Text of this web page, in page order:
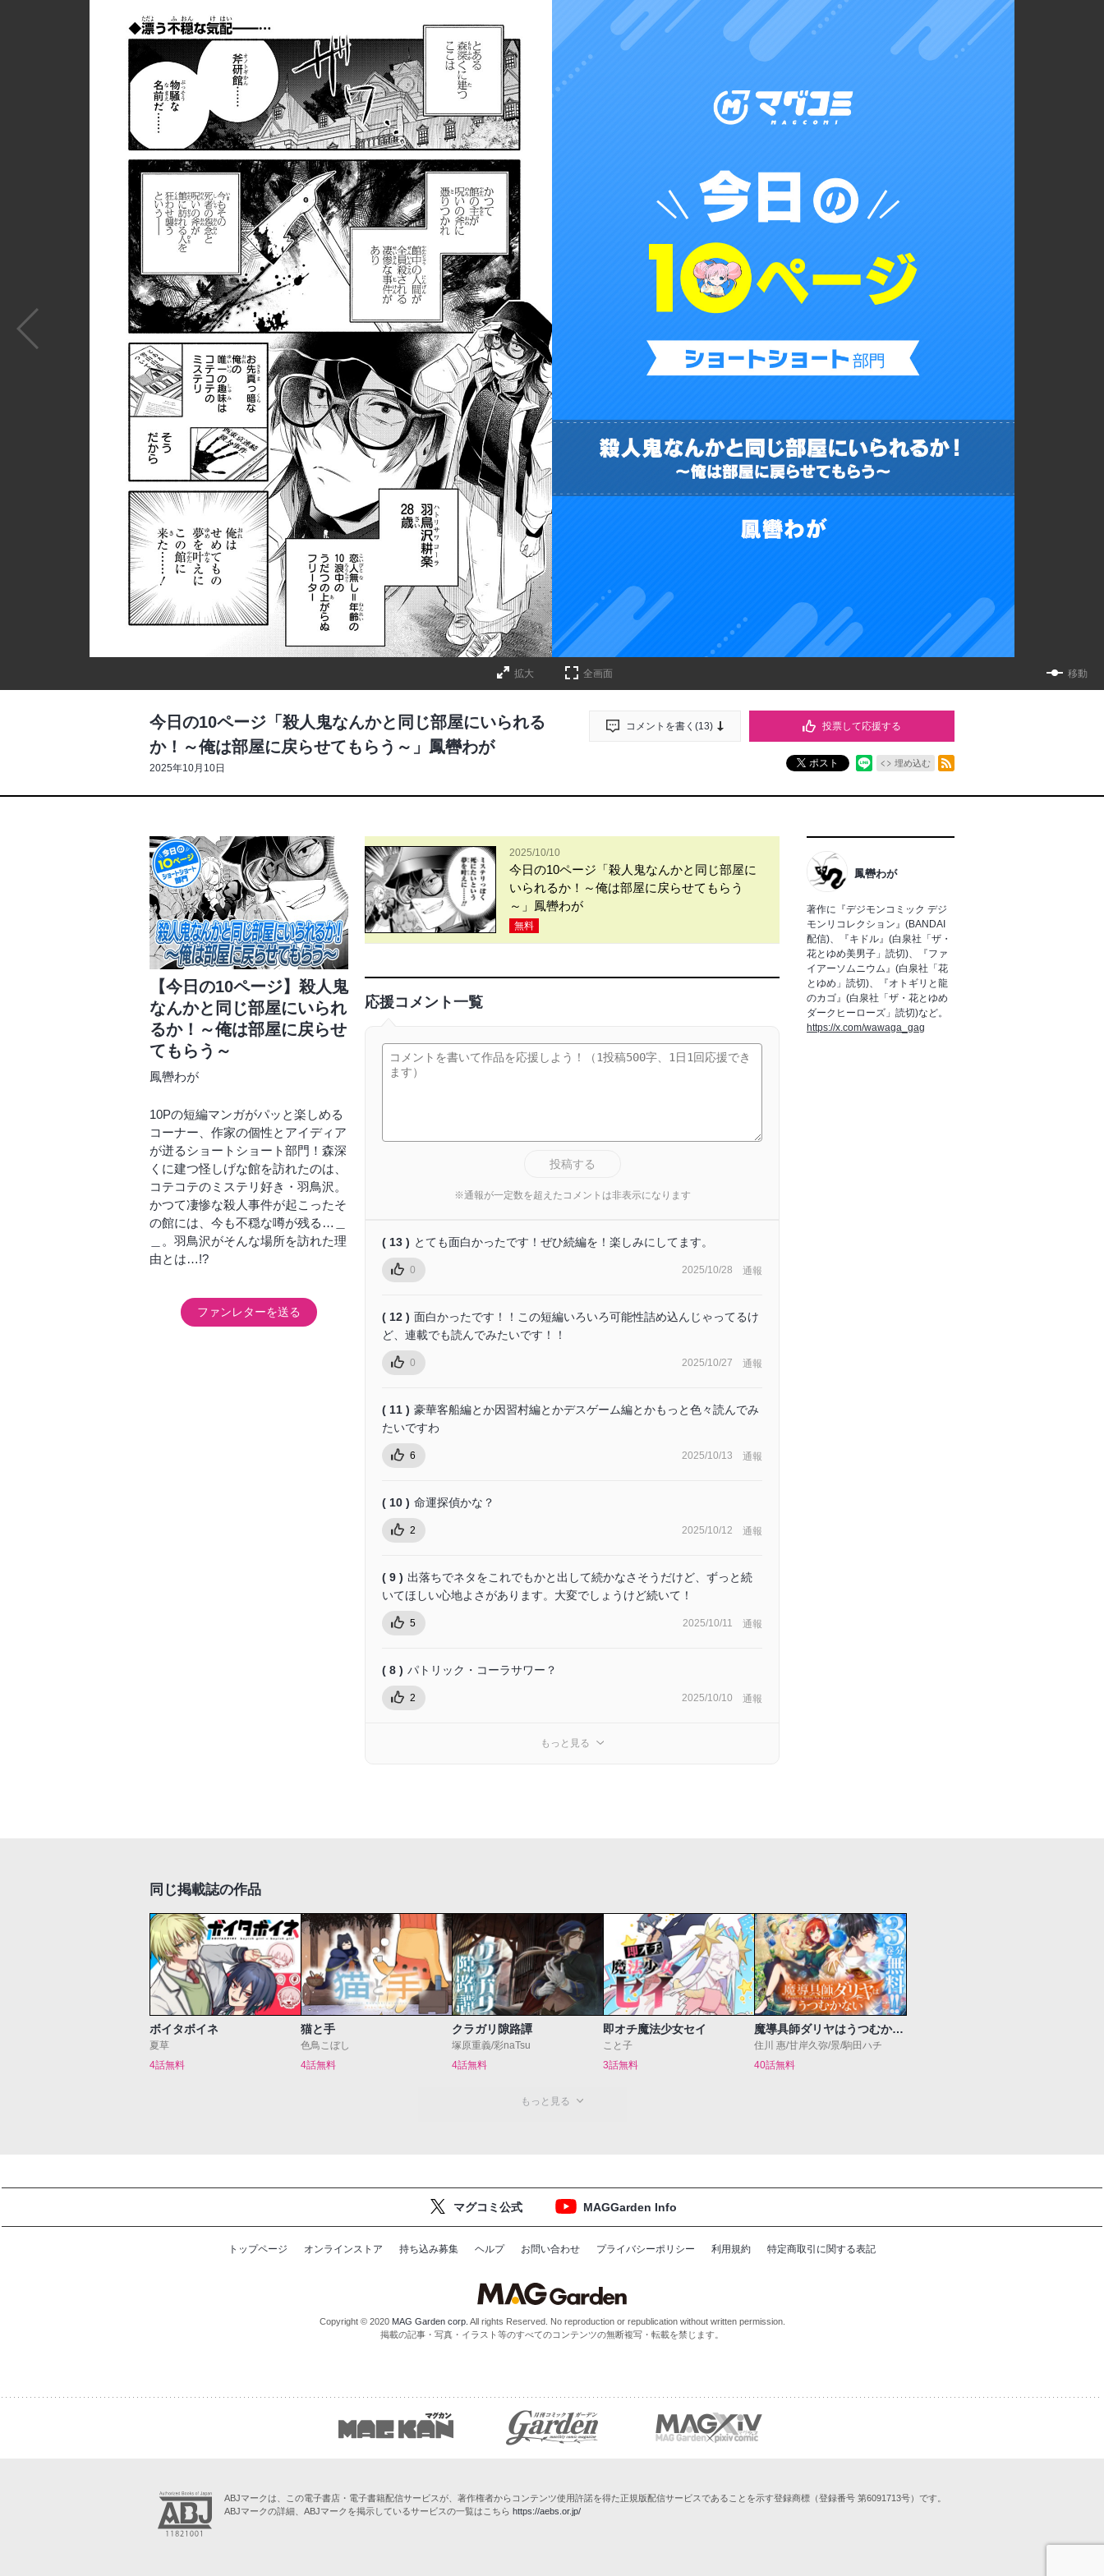
拡大 全画面 移動
今日の10ページ「殺人鬼なんかと同じ部屋にいられる
か！～俺は部屋に戻らせてもらう～」鳳轡わが
2025年10月10日
投票して応援する
コメントを書く(13)
ポスト 埋め込む
【今日の10ページ】殺人鬼
なんかと同じ部屋にいられ
るか！～俺は部屋に戻らせ
てもらう～
鳳轡わが
10Pの短編マンガがパッと楽しめる
コーナー、作家の個性とアイディア
が迸るショートショート部門！森深
くに建つ怪しげな館を訪れたのは、
コテコテのミステリ好き・羽鳥沢。
かつて凄惨な殺人事件が起こったそ
の館には、今も不穏な噂が残る…＿
＿。羽鳥沢がそんな場所を訪れた理
由とは…!?
ファンレターを送る
2025/10/10
今日の10ページ「殺人鬼なんかと同じ部屋に
いられるか！～俺は部屋に戻らせてもらう
～」鳳轡わが
無料
応援コメント一覧
投稿する
※通報が一定数を超えたコメントは非表示になります
( 13 ) とても面白かったです！ぜひ続編を！楽しみにしてます。
0 2025/10/28 通報
( 12 ) 面白かったです！！この短編いろいろ可能性詰め込んじゃってるけ
ど、連載でも読んでみたいです！！
0 2025/10/27 通報
( 11 ) 豪華客船編とか因習村編とかデスゲーム編とかもっと色々読んでみ
たいですわ
6 2025/10/13 通報
( 10 ) 命運探偵かな？
2 2025/10/12 通報
( 9 ) 出落ちでネタをこれでもかと出して続かなさそうだけど、ずっと続
いてほしい心地よさがあります。大変でしょうけど続いて！
5 2025/10/11 通報
( 8 ) パトリック・コーラサワー？
2 2025/10/10 通報
もっと見る
鳳轡わが
著作に『デジモンコミック デジ
モンリコレクション』(BANDAI
配信)、『キドル』(白泉社「ザ・
花とゆめ美男子」読切)、『ファ
イアーソムニウム』(白泉社「花
とゆめ」読切)、『オトギリと龍
のカゴ』(白泉社「ザ・花とゆめ
ダークヒーローズ」読切)など。
https://x.com/wawaga_gag
同じ掲載誌の作品
ボイタボイネ
夏草
4話無料
猫と手
色鳥こぼし
4話無料
クラガリ隙路譚
塚原重義/彩naTsu
4話無料
即オチ魔法少女セイ
こと子
3話無料
魔導具師ダリヤはうつむかない ～Dahliya Wilts No More～
住川 惠/甘岸久弥/景/駒田ハチ
40話無料
もっと見る
マグコミ公式 MAGGarden Info
トップページ オンラインストア 持ち込み募集 ヘルプ お問い合わせ プライバシーポリシー 利用規約 特定商取引に関する表記
Copyright © 2020 MAG Garden corp. All rights Reserved. No reproduction or republication without written permission.
掲載の記事・写真・イラスト等のすべてのコンテンツの無断複写・転載を禁じます。
ABJマークは、この電子書店・電子書籍配信サービスが、著作権者からコンテンツ使用許諾を得た正規版配信サービスであることを示す登録商標（登録番号 第6091713号）です。
ABJマークの詳細、ABJマークを掲示しているサービスの一覧はこちら https://aebs.or.jp/